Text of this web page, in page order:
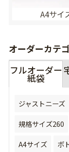
A4サイ
オーダーカテ
フルオーダー
紙袋
ジャストニーズ
規格サイズ260
A4サイズ
ボ